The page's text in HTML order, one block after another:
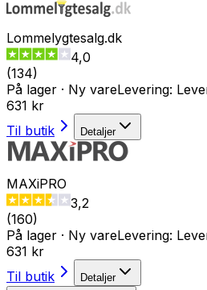
Lommelygtesalg.dk
4,0
(134)
På lager · Ny vareLevering:
631 kr
Til butik
Detaljer
MAXiPRO
3,2
(160)
På lager · Ny vareLevering:
631 kr
Til butik
Detaljer